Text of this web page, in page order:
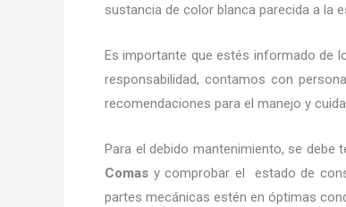
sustancia de color blanca parecida a la
Es importante que estés informado de
responsabilidad, contamos con
recomendaciones para el manejo y
Para el debido mantenimiento, se debe
Comas y comprobar el estado de
partes mecánicas estén en óptimas